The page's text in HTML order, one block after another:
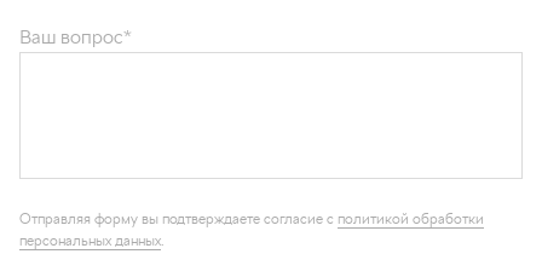
персональных данных
Каталог запчастей